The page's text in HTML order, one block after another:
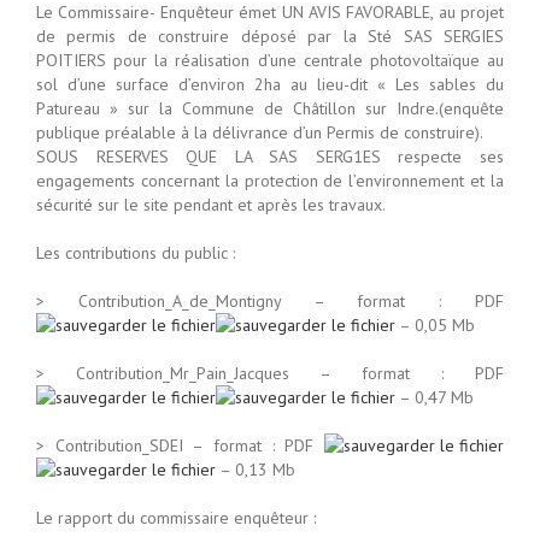
Le Commissaire- Enquêteur émet UN AVIS FAVORABLE, au projet
de permis de construire déposé par la Sté SAS SERGIES
POITIERS pour la réalisation d’une centrale photovoltaïque au
sol d’une surface d’environ 2ha au lieu-dit « Les sables du
Patureau » sur la Commune de Châtillon sur Indre.(enquête
publique préalable à la délivrance d’un Permis de construire).
SOUS RESERVES QUE LA SAS SERG1ES respecte ses
engagements concernant la protection de l’environnement et la
sécurité sur le site pendant et après les travaux.
Les contributions du public :
> Contribution_A_de_Montigny – format : PDF
– 0,05 Mb
> Contribution_Mr_Pain_Jacques – format : PDF
– 0,47 Mb
> Contribution_SDEI – format :PDF
– 0,13 Mb
Le rapport du commissaire enquêteur :